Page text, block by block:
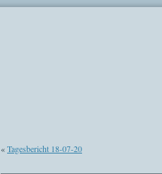
«Tagesbericht 18-07-20